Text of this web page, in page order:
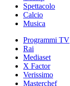
Spettacolo
Calcio
Musica
Programmi TV
Rai
Mediaset
X Factor
Verissimo
Masterchef